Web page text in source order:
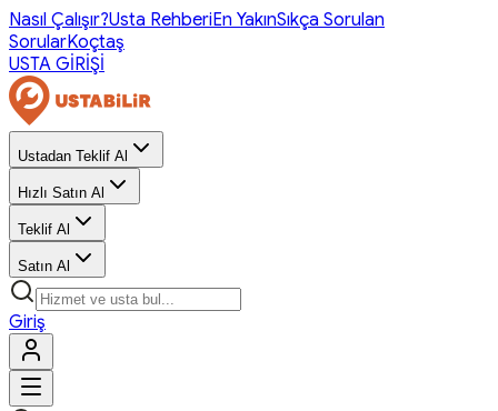
Nasıl Çalışır?Usta RehberiEn YakınSıkça Sorulan
SorularKoçtaş
USTA GİRİŞİ
Ustadan Teklif Al
Hızlı Satın Al
Teklif Al
Satın Al
Giriş